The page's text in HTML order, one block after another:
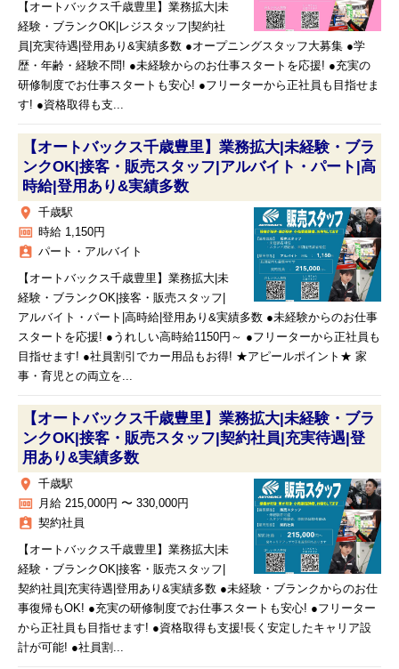
【オートバックス千歳豊里】業務拡大|未
経験・ブランクOK|レジスタッフ|契約社
員|充実待遇|登用あり&実績多数 ●オープニングスタッフ大募集 ●学
歴・年齢・経験不問! ●未経験からのお仕事スタートを応援! ●充実の
研修制度でお仕事スタートも安心! ●フリーターから正社員も目指せま
す! ●資格取得も支...
【オートバックス千歳豊里】業務拡大|未経験・ブラ
ンクOK|接客・販売スタッフ|アルバイト・パート|高
時給|登用あり&実績多数
place 千歳駅
money 時給 1,150円
assignment_ind パート・アルバイト
【オートバックス千歳豊里】業務拡大|未
経験・ブランクOK|接客・販売スタッフ|
アルバイト・パート|高時給|登用あり&実績多数 ●未経験からのお仕事
スタートを応援! ●うれしい高時給1150円～ ●フリーターから正社員も
目指せます! ●社員割引でカー用品もお得! ★アピールポイント★ 家
事・育児との両立を...
【オートバックス千歳豊里】業務拡大|未経験・ブラ
ンクOK|接客・販売スタッフ|契約社員|充実待遇|登
用あり&実績多数
place 千歳駅
money 月給 215,000円 〜 330,000円
assignment_ind 契約社員
【オートバックス千歳豊里】業務拡大|未
経験・ブランクOK|接客・販売スタッフ|
契約社員|充実待遇|登用あり&実績多数 ●未経験・ブランクからのお仕
事復帰もOK! ●充実の研修制度でお仕事スタートも安心! ●フリーター
から正社員も目指せます! ●資格取得も支援!長く安定したキャリア設
計が可能! ●社員割...